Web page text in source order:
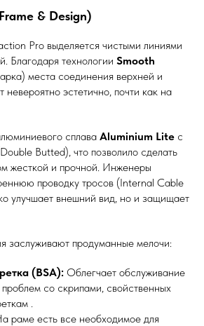
& Design)
Pro выделяется чистыми линиями
Благодаря технологии Smooth
места соединения верхней и
невероятно эстетично, почти как на
сплава Aluminium Lite с
Butted), что позволило сделать
жесткой и прочной. Инженеры
проводку тросов (Internal Cable
улучшает внешний вид, но и защищает
заслуживают продуманные мелочи:
(BSA): Облегчает обслуживание
проблем со скрипами, свойственных
.
раме есть все необходимое для